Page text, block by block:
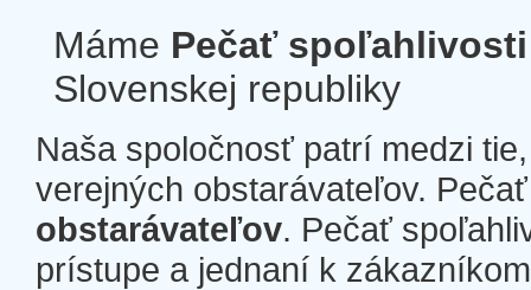
Máme Pečať spoľahlivosti
Slovenskej republiky
Naša spoločnosť patrí medzi
verejných obstarávateľov.
obstarávateľov. Pečať
prístupe a jednaní k